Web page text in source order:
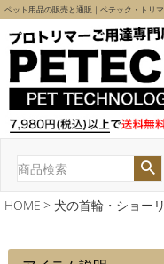
ペット用品の販売と通販｜ペテック・トリ
HOME 犬の首輪・ショー